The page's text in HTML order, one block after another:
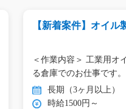
【新着案件】オイル
＜作業内容＞ 工業用オ
る倉庫でのお仕事です
油… 長期（3ヶ月以上）
時給1500円～